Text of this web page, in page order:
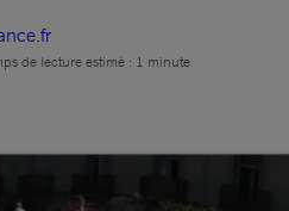
de lecture estimé : 1 minute